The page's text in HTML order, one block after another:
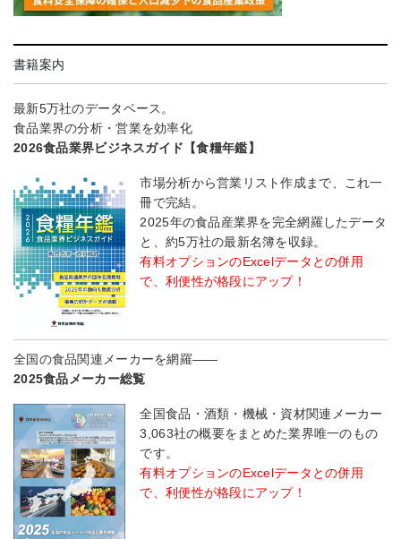
書籍案内
最新5万社のデータベース。
食品業界の分析・営業を効率化
2026食品業界ビジネスガイド【食糧年鑑】
市場分析から営業リスト作成まで、これ一
冊で完結。
2025年の食品産業界を完全網羅したデータ
と、約5万社の最新名簿を収録。
有料オプションのExcelデータとの併用
で、利便性が格段にアップ！
全国の食品関連メーカーを網羅――
2025食品メーカー総覧
全国食品・酒類・機械・資材関連メーカー
3,063社の概要をまとめた業界唯一のもの
です。
有料オプションのExcelデータとの併用
で、利便性が格段にアップ！